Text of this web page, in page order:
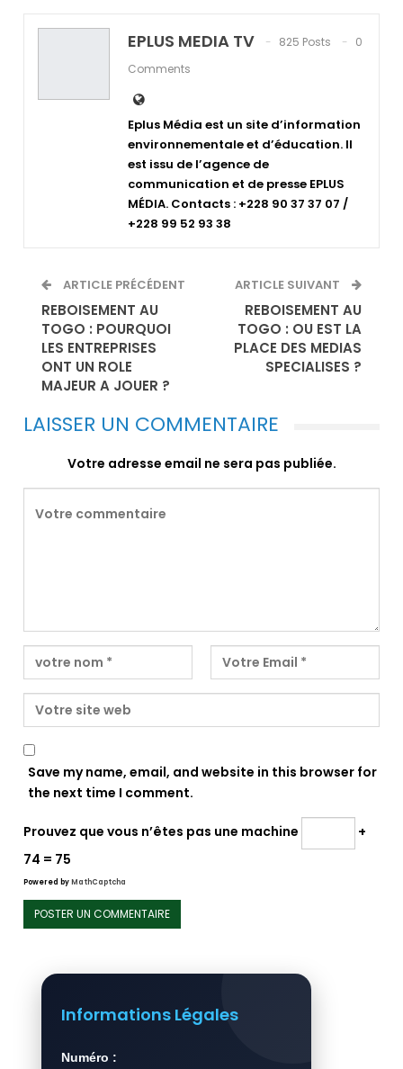
EPLUS MEDIA TV 825 Posts
0
Comments
Eplus Média est un site d’information
environnementale et d’éducation. Il
est issu de l’agence de
communication et de presse EPLUS
MÉDIA. Contacts : +228 90 37 37 07 /
+228 99 52 93 38
ARTICLE PRÉCÉDENT
REBOISEMENT AU
TOGO : POURQUOI
LES ENTREPRISES
ONT UN ROLE
MAJEUR A JOUER ?
ARTICLE SUIVANT
REBOISEMENT AU
TOGO : OU EST LA
PLACE DES MEDIAS
SPECIALISES ?
LAISSER UN COMMENTAIRE
Votre adresse email ne sera pas publiée.
Save my name, email, and website in this browser for
the next time I comment.
Prouvez que vous n’êtes pas une machine
+
74 = 75
Powered byMathCaptcha
Informations Légales
Numéro :